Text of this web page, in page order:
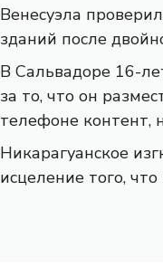
Венесуэла
зданий после
В Сальвадоре 16-
за то, что он
телефоне
Никарагуанское
исцеление того,